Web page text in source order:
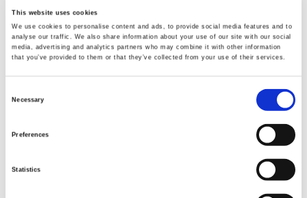
This website uses cookies
We use cookies to personalise content and ads, to provide social media features and to
analyse our traffic. We also share information about your use of our site with our social
media, advertising and analytics partners who may combine it with other information
that you’ve provided to them or that they’ve collected from your use of their services.
Necessary
Preferences
Statistics
Specifikation
112,00
100% bomuld
0,152 Kg.